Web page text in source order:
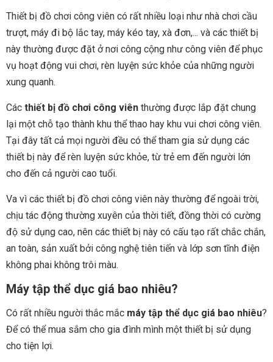
Thiết bị đồ chơi công viên có rất nhiều loại như nhà chơi cầu
trượt, máy đi bộ lắc tay, máy kéo tay, xà đơn,... và các thiết bị
này thường được đặt ở nơi công cộng như công viên để phục
vụ hoạt động vui chơi, rèn luyện sức khỏe của những người
xung quanh.
Các thiết bị đồ chơi công viên thường được lắp đặt chung
lại một chỗ tạo thành khu thể thao hay khu vui chơi công viên.
Tại đây tất cả mọi người đều có thể tham gia sử dụng các
thiết bị này để rèn luyện sức khỏe, từ trẻ em đến người lớn
cho đến cả người cao tuổi.
Va vì các thiết bị đồ chơi công viên này thường để ngoài trời,
chịu tác động thường xuyên của thời tiết, đồng thời có cường
độ sử dụng cao, nên các thiết bị này có cấu tạo rất chắc chắn,
an toàn, sản xuất bởi công nghệ tiên tiến và lớp sơn tĩnh điện
không phai không trôi màu.
Máy tập thể dục giá bao nhiêu?
Có rất nhiều người thắc mắc máy tập thể dục giá bao nhiêu?
Để có thể mua sắm cho gia đình mình một thiết bị sử dụng
cho tiện lợi.